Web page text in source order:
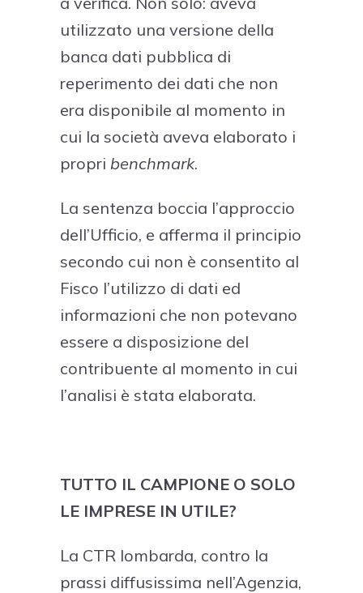
utilizzato una versione della
banca dati pubblica di
reperimento dei dati che non
era disponibile al momento in
cui la società aveva elaborato i
propri benchmark.
La sentenza boccia l’approccio
dell’Ufficio, e afferma il principio
secondo cui non è consentito al
Fisco l’utilizzo di dati ed
informazioni che non potevano
essere a disposizione del
contribuente al momento in cui
l’analisi è stata elaborata.
TUTTO IL CAMPIONE O SOLO
LE IMPRESE IN UTILE?
La CTR lombarda, contro la
prassi diffusissima nell’Agenzia,